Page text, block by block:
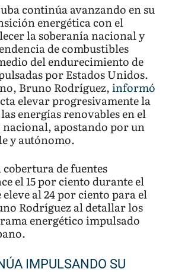
continúa avanzando en su
energética con el
la soberanía nacional y
de combustibles
del endurecimiento de
por Estados Unidos.
Bruno Rodríguez,informó
elevar progresivamente la
energías renovables en el
nacional, apostando por un
y autónomo.
cobertura de fuentes
el 15 por ciento durante el
eleve al 24 por ciento para el
Rodríguez al detallar los
energético impulsado
IMPULSANDO SU